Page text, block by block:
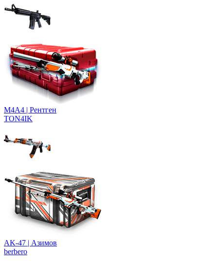
M4A4 | Рентген
TON4IK
AK-47 | Азимов
berbero